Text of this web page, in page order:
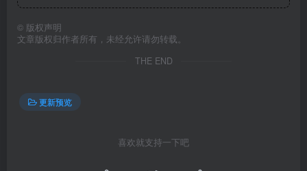
© 版权声明
文章版权归作者所有，未经允许请勿转载。
THE END
更新预览
喜欢就支持一下吧